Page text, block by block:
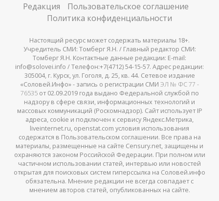
Редакция
Пользовательское соглашение
Политика конфиденциальности
Настоящий ресурс может содержать материалы 18+.
Учредитель СМИ: Томберг Я.Н. / Главный редактор СМИ:
Томберг Я.Н. Контактные данные редакции: E-mail:
info@solovei.info / Телефон:+7(4712) 54-15-57. Адрес редакции:
305004, г. Курск, ул. Гоголя, д. 25, кв. 44. Сетевое издание
«Соловей.Инфо» - запись о регистрации СМИ ЭЛ № ФС 77 -
76535от 02.09.2019 года выдано Федеральной службой по
надзору в сфере связи, информационных технологий и
массовых коммуникаций (Роскомнадзор). Сайт использует IP
адреса, cookie и подключен к сервису Яндекс.Метрика,
liveinternet.ru, openstat.com условия использования
содержатся в Пользовательском соглашении. Все права на
материалы, размещенные на сайте Censury.net, защищены и
охраняются законом Российской Федерации. При полном или
частичном использовании статей, интервью или новостей
открытая для поисковых систем гиперссылка на Соловей.инфо
обязательна. Мнение редакции не всегда совпадает с
мнением авторов статей, опубликованных на сайте.